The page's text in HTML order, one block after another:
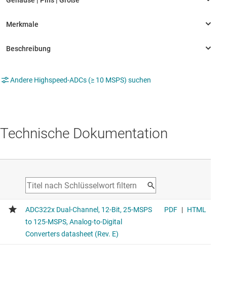
Andere Highspeed-ADCs (≥ 10 MSPS) suchen
Technische Dokumentation